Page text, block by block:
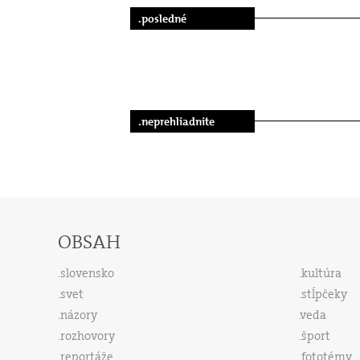
.posledné
.neprehliadnite
OBSAH
slovensko
svet
názory
rozhovory
reportáže
kultúra
stĺpčeky
veda
šport
fototémy